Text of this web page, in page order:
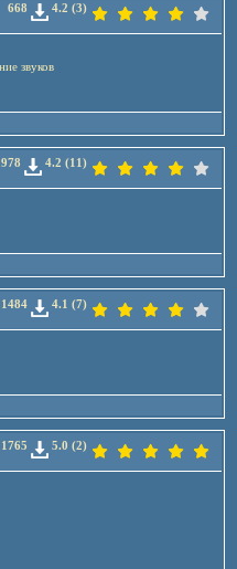
668 4.2 (3)
звуков
4.2 (11)
1484 4.1 (7)
1765 5.0 (2)